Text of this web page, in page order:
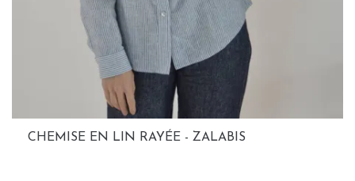
CHEMISE EN LIN RAYÉE - ZALABIS